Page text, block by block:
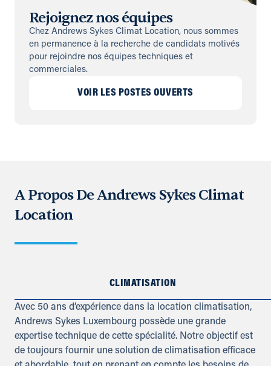
Rejoignez nos équipes
Chez Andrews Sykes Climat Location, nous sommes
en permanence à la recherche de candidats motivés
pour rejoindre nos équipes techniques et
commerciales.
VOIR LES POSTES OUVERTS
A Propos De Andrews Sykes Climat
Location
CLIMATISATION
Avec 50 ans d’expérience dans la location climatisation,
Andrews Sykes Luxembourg possède une grande
expertise technique de cette spécialité. Notre objectif est
de toujours fournir une solution de climatisation efficace